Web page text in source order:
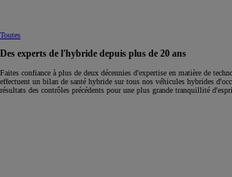
Toutes
Des experts de l'hybride depuis plus de 20 ans
Faites confiance à plus de deux décennies d'expertise en matière de
effectuent un bilan de santé hybride sur tous nos véhicules hybrides
résultats des contrôles précédents pour une plus grande tranquillité